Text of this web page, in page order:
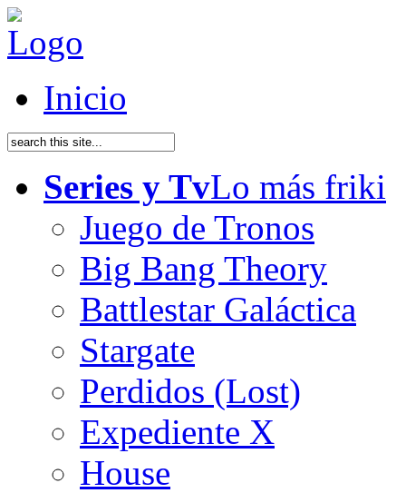
Inicio
Series y TvLo más friki
Juego de Tronos
Big Bang Theory
Battlestar Galáctica
Stargate
Perdidos (Lost)
Expediente X
House